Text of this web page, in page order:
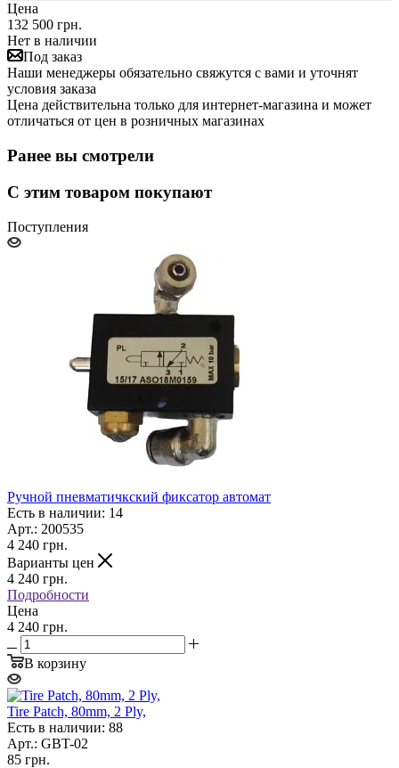
Цена
132 500 грн.
Нет в наличии
Под заказ
Наши менеджеры обязательно свяжутся с вами и уточнят
условия заказа
Цена действительна только для интернет-магазина и может
отличаться от цен в розничных магазинах
Ранее вы смотрели
С этим товаром покупают
Поступления
Ручной пневматичкский фиксатор автомат
Есть в наличии: 14
Арт.: 200535
4 240 грн.
Варианты цен
4 240 грн.
Подробности
Цена
4 240 грн.
В корзину
Tire Patch, 80mm, 2 Ply,
Есть в наличии: 88
Арт.: GBT-02
85 грн.